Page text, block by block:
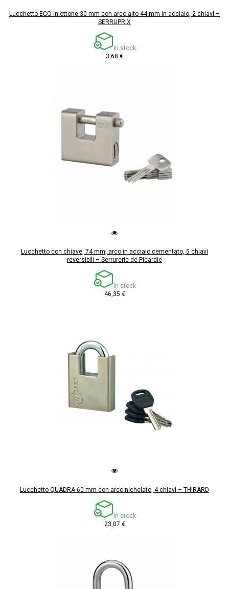
Lucchetto ECO in ottone 30 mm con arco alto 44 mm in acciaio, 2 chiavi –
SERRUPRIX
In stock
3,68 €
Lucchetto con chiave, 74 mm, arco in acciaio cementato, 5 chiavi
reversibili – Serrurerie de Picardie
In stock
46,35 €
Lucchetto QUADRA 60 mm con arco nichelato, 4 chiavi – THIRARD
In stock
23,07 €